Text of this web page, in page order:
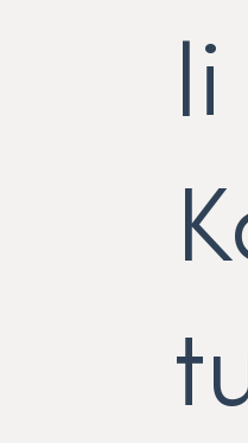
li